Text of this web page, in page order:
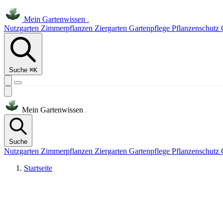
Mein Gartenwissen .
Nutzgarten Zimmerpflanzen Ziergarten Gartenpflege Pflanzenschutz
Suche ⌘K
Mein Gartenwissen .
Suche
Nutzgarten Zimmerpflanzen Ziergarten Gartenpflege Pflanzenschutz
Startseite